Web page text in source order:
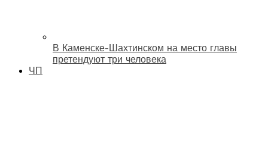
В Каменске-Шахтинском на место главы
претендуют три человека
ЧП